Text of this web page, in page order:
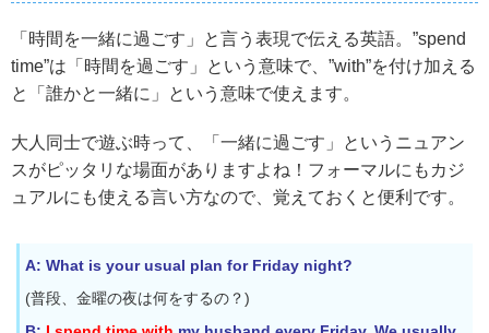
「時間を一緒に過ごす」と言う表現で伝える英語。”spend
time”は「時間を過ごす」という意味で、”with”を付け加える
と「誰かと一緒に」という意味で使えます。
大人同士で遊ぶ時って、「一緒に過ごす」というニュアン
スがピッタリな場面がありますよね！フォーマルにもカジ
ュアルにも使える言い方なので、覚えておくと便利です。
A: What is your usual plan for Friday night?
(普段、金曜の夜は何をするの？)